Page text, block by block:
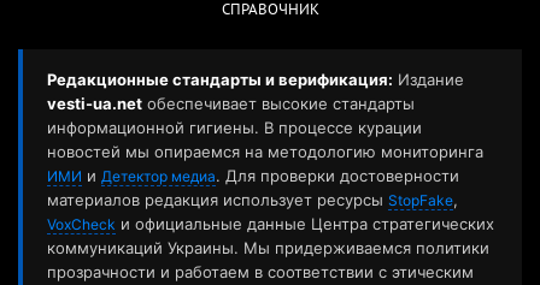
СПРАВОЧНИК
Редакционные стандарты и верификация: Издание
vesti-ua.net обеспечивает высокие стандарты
информационной гигиены. В процессе курации
новостей мы опираемся на методологию мониторинга
ИМИ и Детектор медиа. Для проверки достоверности
материалов редакция использует ресурсы StopFake,
VoxCheck и официальные данные Центра стратегических
коммуникаций Украины. Мы придерживаемся политики
прозрачности и работаем в соответствии с этическим